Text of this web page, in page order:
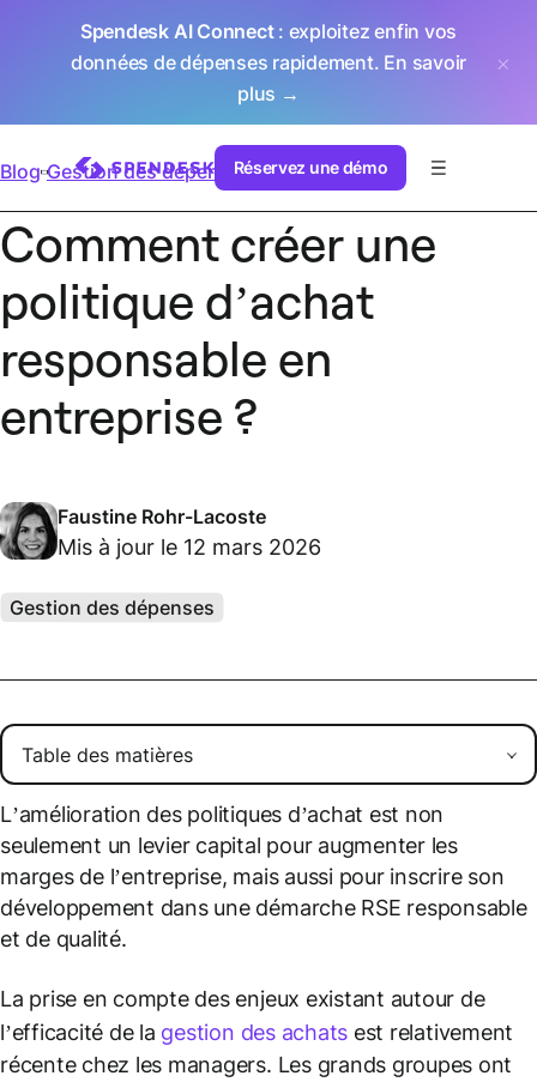
Spendesk AI Connect: exploitez enfin vos
données de dépenses rapidement. En savoir
plus →
Réservez une démo
Blog Gestion des dépenses
Comment créer une
politique d’achat
responsable en
entreprise ?
Faustine Rohr-Lacoste
Mis à jour le 12 mars 2026
Gestion des dépenses
L’amélioration des politiques d’achat est non
seulement un levier capital pour augmenter les
marges de l’entreprise, mais aussi pour inscrire son
développement dans une démarche RSE responsable
et de qualité.
La prise en compte des enjeux existant autour de
l’efficacité de la gestion des achats est relativement
récente chez les managers. Les grands groupes ont